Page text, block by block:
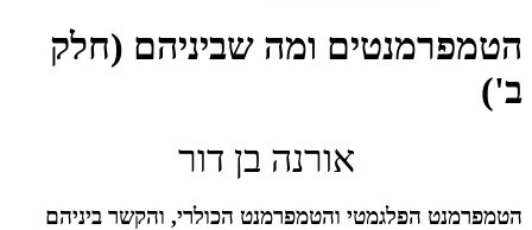
הטמפרמנטים ומה שביניהם (חלק
ב')
אורנה בן דור
הטמפרמנט הפלגמטי והטמפרמנט הכולרי, והקשר ביניהם